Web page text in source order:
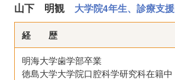
山下 明観 大学院4年生、診療支
経 歴
明海大学歯学部卒業
徳島大学大学院口腔科学研究科在籍中